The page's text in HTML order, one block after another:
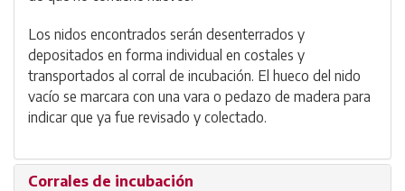
Los nidos encontrados serán desenterrados y
depositados en forma individual en costales y
transportados al corral de incubación. El hueco del nido
vacío se marcara con una vara o pedazo de madera para
indicar que ya fue revisado y colectado.
Corrales de incubación